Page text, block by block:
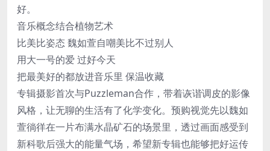
好。
音乐概念结合植物艺术
比美比姿态 魏如萱自嘲美比不过别人
用大一号的爱 过好今天
把最美好的都放进音乐里 保温收藏
专辑摄影首次与Puzzleman合作，带着诙谐调皮的影像
风格，让无聊的生活有了化学变化。预购视觉先以魏如
萱徜徉在一片布满水晶矿石的场景里，透过画面感受到
新科歌后强大的能量气场，希望新专辑也能够把好运传